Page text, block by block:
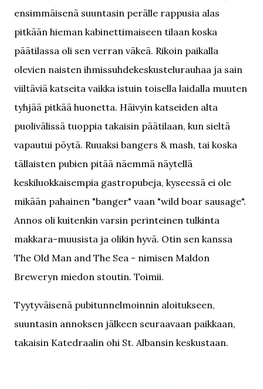
ensimmäisenä suuntasin perälle rappusia alas
pitkään hieman kabinettimaiseen tilaan koska
päätilassa oli sen verran väkeä. Rikoin paikalla
olevien naisten ihmissuhdekeskustelurauhaa ja sain
viiltäviä katseita vaikka istuin toisella laidalla muuten
tyhjää pitkää huonetta. Häivyin katseiden alta
puolivälissä tuoppia takaisin päätilaan, kun sieltä
vapautui pöytä. Ruuaksi bangers & mash, tai koska
tällaisten pubien pitää näemmä näytellä
keskiluokkaisempia gastropubeja, kyseessä ei ole
mikään pahainen "banger" vaan "wild boar sausage".
Annos oli kuitenkin varsin perinteinen tulkinta
makkara-muusista ja olikin hyvä. Otin sen kanssa
The Old Man and The Sea - nimisen Maldon
Breweryn miedon stoutin. Toimii.
Tyytyväisenä pubitunnelmoinnin aloitukseen,
suuntasin annoksen jälkeen seuraavaan paikkaan,
takaisin Katedraalin ohi St. Albansin keskustaan.